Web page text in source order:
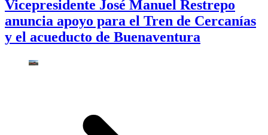
Vicepresidente José Manuel Restrepo
anuncia apoyo para el Tren de Cercanías
y el acueducto de Buenaventura